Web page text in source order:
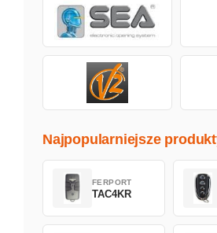
Najpopularniejsze
FERPORT
TAC4KR